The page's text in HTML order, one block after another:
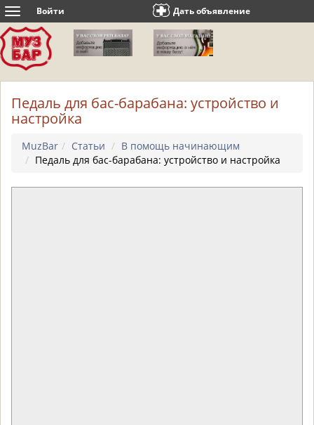
Toggle
navigation
Войти Дать объявление
Педаль для бас-барабана: устройство и
настройка
MuzBar Статьи
В помощь начинающим
Педаль для бас-барабана: устройство и настройка